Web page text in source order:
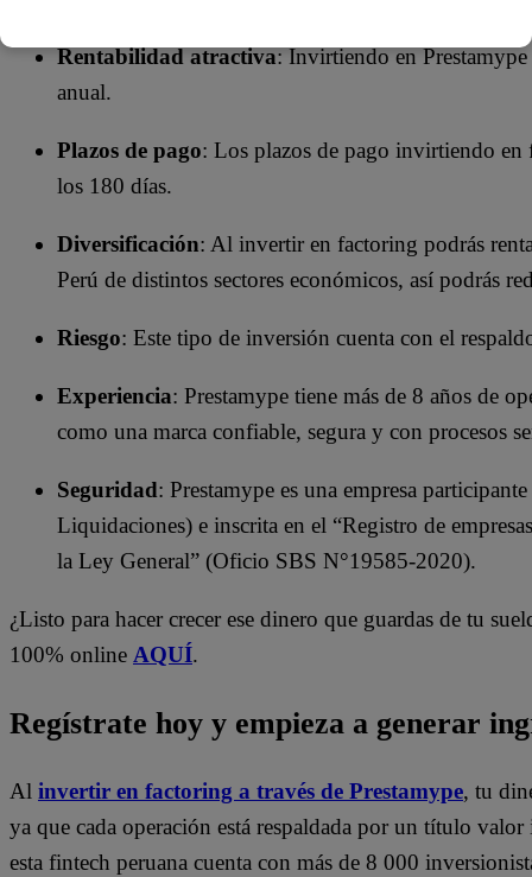
Rentabilidad atractiva: Invirtiendo en
anual.
Plazos de pago: Los plazos de pago invirtiendo en
los 180 días.
Diversificación: Al invertir en factoring podrás
Perú de distintos sectores económicos, así podrás
Riesgo: Este tipo de inversión cuenta con el
Experiencia: Prestamype tiene más de 8 años de
como una marca confiable, segura y con procesos
Seguridad: Prestamype es una empresa
Liquidaciones) e inscrita en el “Registro de
la Ley General” (Oficio SBS N°19585-2020).
¿Listo para hacer crecer ese dinero que guardas de tu
100% online AQUÍ.
Regístrate hoy y empieza a generar
Al invertir en factoring a través de Prestamype, tu
ya que cada operación está respaldada por un título
esta fintech peruana cuenta con más de 8 000